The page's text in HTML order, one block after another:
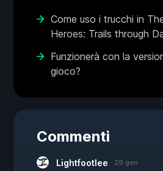
Come uso i trucchi in
Heroes: Trails through
Funzionerà con la
gioco?
Commenti
Lightfootlee 29 gen